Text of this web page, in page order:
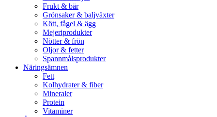
Frukt & bär
Grönsaker & baljväxter
Kött, fågel & ägg
Mejeriprodukter
Nötter & frön
Oljor & fetter
Spannmålsprodukter
Näringsämnen
Fett
Kolhydrater & fiber
Mineraler
Protein
Vitaminer